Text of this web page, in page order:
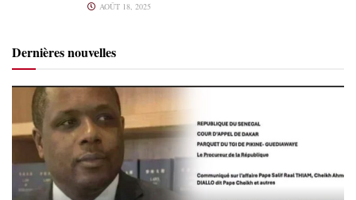
AOÛT 18, 2025
Dernières nouvelles